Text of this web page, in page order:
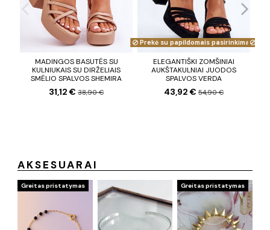
MADINGOS BASUTĖS SU
KULNIUKAIS SU DIRŽELIAIS
SMĖLIO SPALVOS SHEMIRA
31,12 € 38,90 €
Prekė su papildomais pasirinkimais
ELEGANTIŠKI ZOMŠINIAI
AUKŠTAKULNIAI JUODOS
SPALVOS VERDA
43,92 € 54,90 €
AKSESUARAI
Greitas pristatymas Greitas pristatymas